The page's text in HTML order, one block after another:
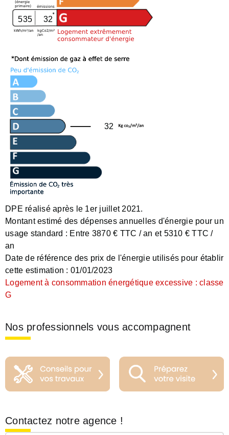
535 32
32
DPE réalisé après le 1er juillet 2021.
Montant estimé des dépenses annuelles d'énergie pour un
usage standard : Entre 3870 € TTC / an et 5310 € TTC /
an
Date de référence des prix de l'énergie utilisés pour établir
cette estimation : 01/01/2023
Logement à consommation énergétique excessive : classe
G
Nos professionnels vous accompagnent
Contactez notre agence !